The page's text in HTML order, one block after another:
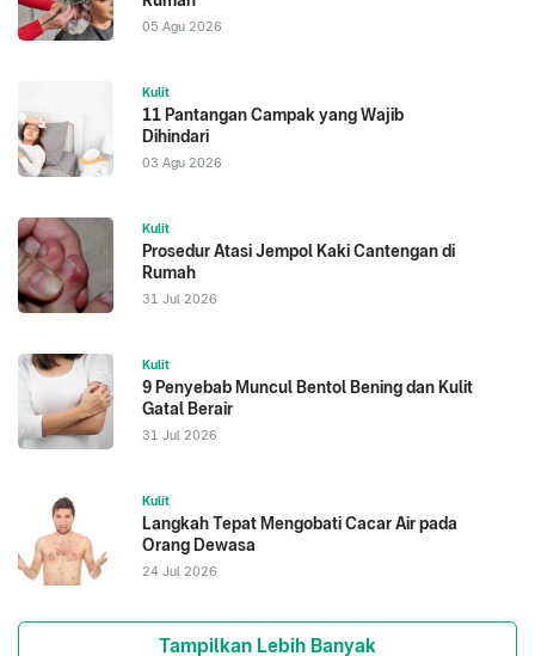
05 Agu 2026
Kulit
11 Pantangan Campak yang Wajib
Dihindari
03 Agu 2026
Kulit
Prosedur Atasi Jempol Kaki Cantengan di
Rumah
31 Jul 2026
Kulit
9 Penyebab Muncul Bentol Bening dan Kulit
Gatal Berair
31 Jul 2026
Kulit
Langkah Tepat Mengobati Cacar Air pada
Orang Dewasa
24 Jul 2026
Tampilkan Lebih Banyak